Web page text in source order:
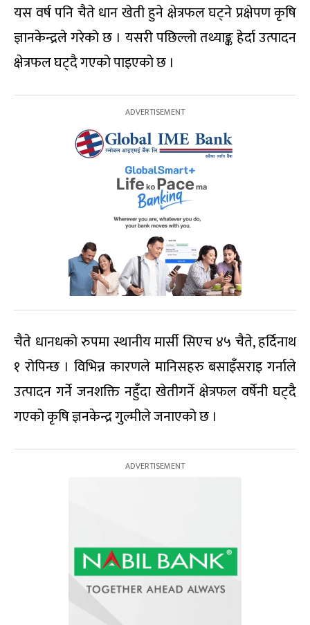
यस वर्ष पनि चैते धान खेती हुने क्षेत्रफल घट्ने प्रक्षेपण कृषि
ज्ञानकेन्द्रले गरेको छ । यसरी पछिल्लो तथ्याङ्क हेर्दा उत्पादन
क्षेत्रफल घट्दै गएको पाइएको छ ।
चैते धानधको रुपमा स्थानीय मार्सी सिएच ४५ चैते, हर्दिनाथ
१ रोपिन्छ । विभिन्न कारणले मानिसहरु बसाइँसराइ गर्नाले
उत्पादन गर्ने जनशक्ति नहुँदा खेतीगर्ने क्षेत्रफल वर्षेनी घट्दै
गएको कृषि ज्ञनकेन्द्र गुल्मीले जनाएको छ ।